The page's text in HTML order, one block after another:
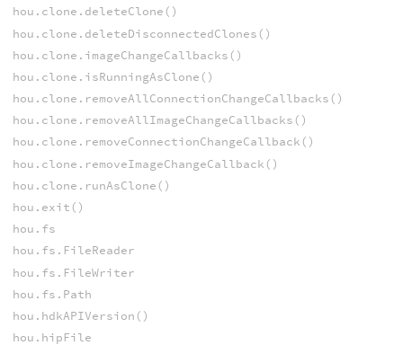
hou.clone.deleteClone()
hou.clone.deleteDisconnectedClones()
hou.clone.imageChangeCallbacks()
hou.clone.isRunningAsClone()
hou.clone.removeAllConnectionChangeCallbacks()
hou.clone.removeAllImageChangeCallbacks()
hou.clone.removeConnectionChangeCallback()
hou.clone.removeImageChangeCallback()
hou.clone.runAsClone()
hou.exit()
hou.fs
hou.fs.FileReader
hou.fs.FileWriter
hou.fs.Path
hou.hdkAPIVersion()
hou.hipFile